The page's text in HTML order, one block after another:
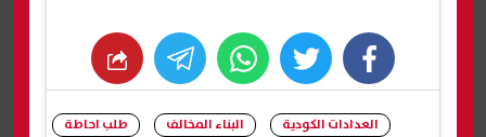
facebook
twitter
whats
العدادات الكودية البناء المخالف
طلب احاطة